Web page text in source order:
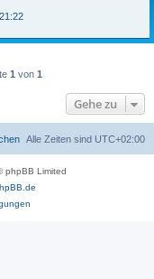
1 von 1
Gehe zu
Alle Zeiten sind UTC+02:00
phpBB Limited